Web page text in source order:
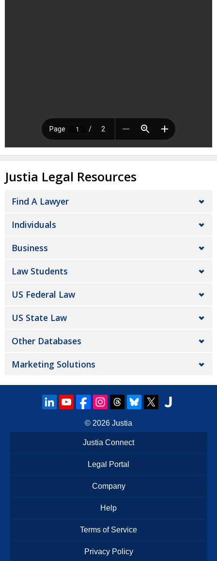
Justia Legal Resources
Find A Lawyer
Individuals
Business
Law Students
US Federal Law
US State Law
Other Databases
Marketing Solutions
© 2026 Justia
Justia Connect
Legal Portal
Company
Help
Terms of Service
Privacy Policy